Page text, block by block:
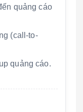
quảng cáo
(call-to-
quảng cáo.